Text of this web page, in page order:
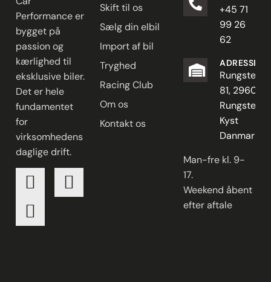
Performance er
bygget på
passion og
kærlighed til
eksklusive biler.
Det er hele
fundamentet
for
virksomhedens
daglige drift.
Skift til os
Sælg din elbil
Import af bil
Tryghed
Racing Club
Om os
Kontakt os
+45 71
99 26
62
ADRESSE
81, 2960
Rungsted
Kyst
Danmark
Man-fre kl. 9-
17.
Weekend åbent
efter aftale